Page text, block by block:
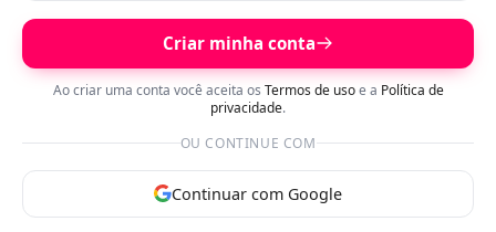
Criar minha conta
Ao criar uma conta você aceita os Termos de usoe a Política de
privacidade.
OU CONTINUE COM
Continuar com Google